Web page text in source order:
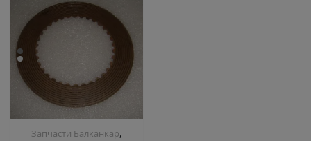
Запчасти Балканкар,